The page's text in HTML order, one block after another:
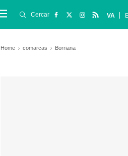
Cercar VA
Home comarcas Borriana